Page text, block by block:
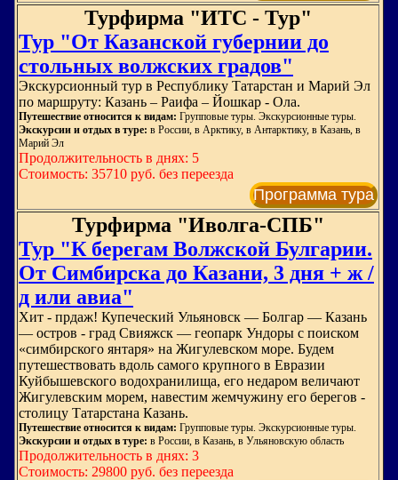
Турфирма "ИТС - Тур"
Тур "От Казанской губернии до
стольных волжских градов"
Экскурсионный тур в Республику Татарстан и Марий Эл
по маршруту: Казань – Раифа – Йошкар - Ола.
Путешествие относится к видам: Групповые туры. Экскурсионные туры.
Экскурсии и отдых в туре: в России, в Арктику, в Антарктику, в Казань, в
Марий Эл
Продолжительность в днях: 5
Стоимость: 35710 руб. без переезда
Программа тура
Турфирма "Иволга-СПБ"
Тур "К берегам Волжской Булгарии.
От Симбирска до Казани, 3 дня + ж /
д или авиа"
Хит - прдаж! Купеческий Ульяновск — Болгар — Казань
— остров - град Свияжск — геопарк Ундоры с поиском
«симбирского янтаря» на Жигулевском море. Будем
путешествовать вдоль самого крупного в Евразии
Куйбышевского водохранилища, его недаром величают
Жигулевским морем, навестим жемчужину его берегов -
столицу Татарстана Казань.
Путешествие относится к видам: Групповые туры. Экскурсионные туры.
Экскурсии и отдых в туре: в России, в Казань, в Ульяновскую область
Продолжительность в днях: 3
Стоимость: 29800 руб. без переезда